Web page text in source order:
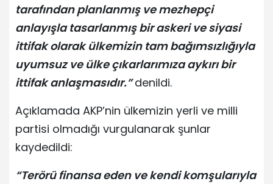
tarafından planlanmış ve mezhepçi
anlayışla tasarlanmış bir askeri ve siyasi
ittifak olarak ülkemizin tam bağımsızlığıyla
uyumsuz ve ülke çıkarlarımıza aykırı bir
ittifak anlaşmasıdır.” denildi.
Açıklamada AKP’nin ülkemizin yerli ve milli
partisi olmadığı vurgulanarak şunlar
kaydedildi:
“Terörü finansa eden ve kendi komşularıyla